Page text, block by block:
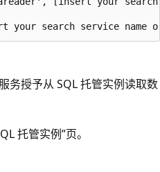
务授予从 SQL 托管实例读取数
托管实例”页。